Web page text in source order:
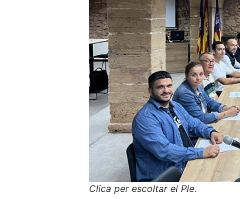
Clica per escoltar el Ple.